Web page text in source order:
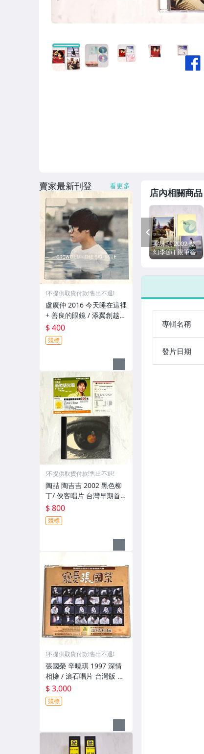
店內相關商品
梁詠琪 2002 魔
幻季節 [ 親筆簽
名 旗艦精裝版
華唱片 台灣紙盒
函卡
PREV
專輯名稱
發片日期
賣家最新刊登 看更多
!不提供取貨付款!售出不退!
盧廣仲 2016 今天睡在這裡
+ 善良的眼鏡 / 添翼創越
大誌雜誌 台灣版 兩首歌 限
量宣傳單曲 CD
$ 400
競標
!不提供取貨付款!售出不退!
陶喆 陶吉吉 2002 黑色柳
丁/ 俠客唱片 台灣早期首
版專輯 CD / 附歌詞 好樂迪
新歌練唱劵 回函卡
$ 800
競標
!不提供取貨付款!售出不退!
張國榮 辛曉琪 1997 深情
相擁 / 滾石唱片 台灣版 宣
傳單曲 CD / 選自 寵愛張國
榮
$ 3,000
競標